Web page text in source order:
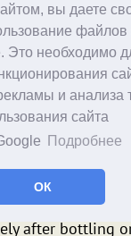
вы даете
файлов
Это необходимо
и анализа
сайта
Подробнее
ОК
Ну,
не в курсе.
Это мы тут
or Bottle-
of wine
fruit flavors. It
after bottling